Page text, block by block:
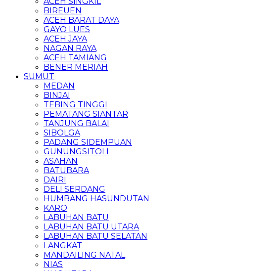
BIREUEN
ACEH BARAT DAYA
GAYO LUES
ACEH JAYA
NAGAN RAYA
ACEH TAMIANG
BENER MERIAH
SUMUT
MEDAN
BINJAI
TEBING TINGGI
PEMATANG SIANTAR
TANJUNG BALAI
SIBOLGA
PADANG SIDEMPUAN
GUNUNGSITOLI
ASAHAN
BATUBARA
DAIRI
DELI SERDANG
HUMBANG HASUNDUTAN
KARO
LABUHAN BATU
LABUHAN BATU UTARA
LABUHAN BATU SELATAN
LANGKAT
MANDAILING NATAL
NIAS